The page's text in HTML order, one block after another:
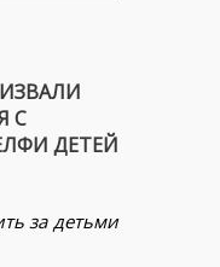
С
ДЕТЕЙ
за детьми